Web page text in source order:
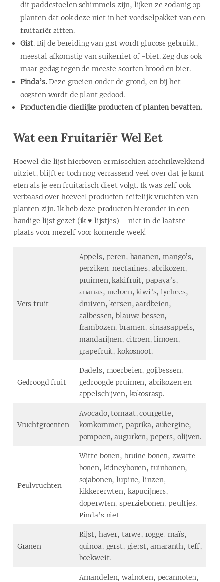
dit paddestoelen schimmels zijn, lijken ze zodanig op
planten dat ook deze niet in het voedselpakket van een
fruitariër zitten.
Gist. Bij de bereiding van gist wordt glucose gebruikt,
meestal afkomstig van suikerriet of -biet. Zeg dus ook
maar gedag tegen de meeste soorten brood en bier.
Pinda’s.Deze groeien onder de grond, en bij het
oogsten wordt de plant gedood.
Producten die dierlijke producten of planten bevatten.
Wat een Fruitariër Wel Eet
Hoewel die lijst hierboven er misschien afschrikwekkend
uitziet, blijft er toch nog verrassend veel over dat je kunt
eten als je een fruitarisch dieet volgt. Ik was zelf ook
verbaasd over hoeveel producten feitelijk vruchten van
planten zijn. Ik heb deze producten hieronder in een
handige lijst gezet (ik ♥ lijstjes) – niet in de laatste
plaats voor mezelf voor komende week!
Vers fruit
Appels, peren, bananen, mango’s,
perziken, nectarines, abrikozen,
pruimen, kakifruit, papaya’s,
ananas, meloen, kiwi’s, lychees,
druiven, kersen, aardbeien,
aalbessen, blauwe bessen,
frambozen, bramen, sinaasappels,
mandarijnen, citroen, limoen,
grapefruit, kokosnoot.
Gedroogd fruit
Dadels, moerbeien, gojibessen,
gedroogde pruimen, abrikozen en
appelschijven, kokosrasp.
Vruchtgroenten
Avocado, tomaat, courgette,
komkommer, paprika, aubergine,
pompoen, augurken, pepers, olijven.
Peulvruchten
Witte bonen, bruine bonen, zwarte
bonen, kidneybonen, tuinbonen,
sojabonen, lupine, linzen,
kikkererwten, kapucijners,
doperwten, sperziebonen, peultjes.
Pinda’s niet.
Granen
Rijst, haver, tarwe, rogge, maïs,
quinoa, gerst, gierst, amaranth, teff,
boekweit.
Amandelen, walnoten, pecannoten,